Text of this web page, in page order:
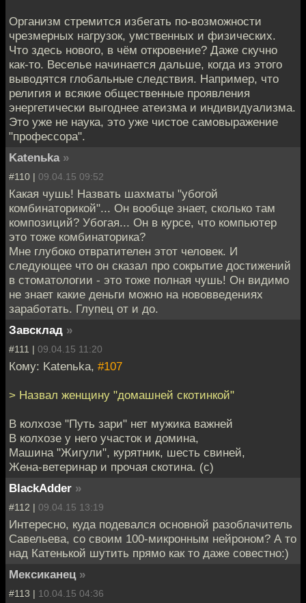
Организм стремится избегать по-возможности
чрезмерных нагрузок, умственных и физических.
Что здесь нового, в чём откровение? Даже скучно
как-то. Веселье начинается дальше, когда из этого
выводятся глобальные следствия. Например, что
религия и всякие общественные проявления
энергетически выгоднее атеизма и индивидуализма.
Это уже не наука, это уже чистое самовыражение
"профессора".
Katenьka »
#110 | 09.04.15 09:52
Какая чушь! Назвать шахматы "убогой
комбинаторикой"... Он вообще знает, сколько там
композиций? Убогая... Он в курсе, что компьютер
это тоже комбинаторика?
Мне глубоко отвратителен этот человек. И
следующее что он сказал про сокрытие достижений
в стоматологии - это тоже полная чушь! Он видимо
не знает какие деньги можно на нововведениях
заработать. Глупец от и до.
Завсклад »
#111 | 09.04.15 11:20
Кому: Katenьka, #107
> Назвал женщину "домашней скотинкой"
В колхозе "Путь зари" нет мужика важней
В колхозе у него участок и домина,
Машина "Жигули", курятник, шесть свиней,
Жена-ветеринар и прочая скотина. (с)
BlackAdder »
#112 | 09.04.15 13:19
Интересно, куда подевался основной разоблачитель
Савельева, со своим 100-микронным нейроном? А то
над Катенькой шутить прямо как то даже совестно:)
Мексиканец »
#113 | 10.04.15 04:36